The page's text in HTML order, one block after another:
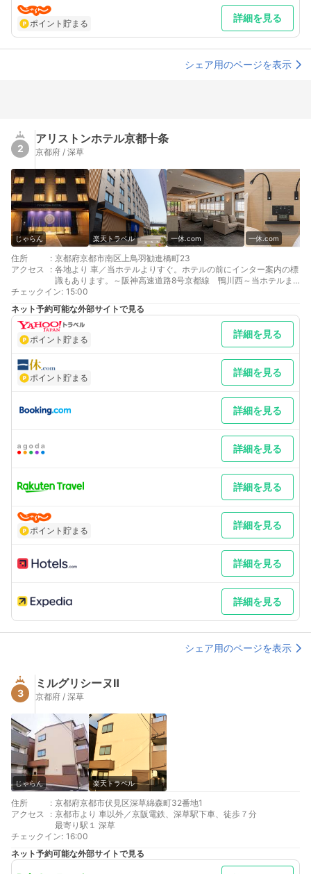
ポイント貯まる 詳細を見る
シェア用のページを表示
2
アリストンホテル京都十条
京都府 / 深草
じゃらん 楽天トラベル 一休.com 一休.com
住所 : 京都府京都市南区上鳥羽勧進橋町23
アクセス
: 各地より 車／当ホテルよりすぐ。ホテルの前にインター案内の標
識もあります。～阪神高速道路8号京都線 鴨川西～当ホテルま
で車で１～2分圏内（向かいにはラーメン藤本店あり） 車以外／
タクシーで約10分
京都駅より 車以外／地下鉄烏丸線十条駅（京都駅より2駅）下
車 3番出口より徒歩3分
最寄り駅１ 京都
最寄り駅２ 十条
補足 車／8台、先着順となります。満車の場合は、近隣のコイン
パーキングをご利用願います。・タイムズ久世橋烏丸パラカ東九
条南石田町第1
チェックイン: 15:00
ネット予約可能な外部サイトで見る
ポイント貯まる 詳細を見る
ポイント貯まる 詳細を見る
詳細を見る
詳細を見る
詳細を見る
ポイント貯まる 詳細を見る
詳細を見る
詳細を見る
シェア用のページを表示
3
ミルグリシーヌⅡ
京都府 / 深草
じゃらん 楽天トラベル
住所 : 京都府京都市伏見区深草綿森町32番地1
アクセス
: 京都市より 車以外／京阪電鉄、深草駅下車、徒歩７分
最寄り駅１ 深草
チェックイン: 16:00
ネット予約可能な外部サイトで見る